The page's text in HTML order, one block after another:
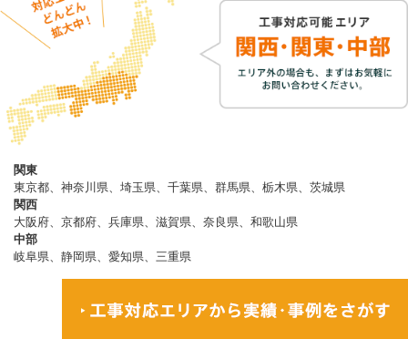
関東
東京都、神奈川県、埼玉県、千葉県、群馬県、栃木県、茨城県
関西
大阪府、京都府、兵庫県、滋賀県、奈良県、和歌山県
中部
岐阜県、静岡県、愛知県、三重県